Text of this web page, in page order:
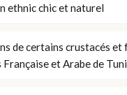
ethnic chic et naturel
de certains crustacés et
Française et Arabe de